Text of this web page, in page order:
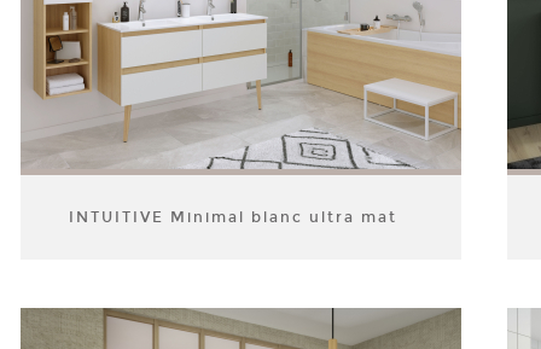
INTUITIVE Minimal blanc ultra mat